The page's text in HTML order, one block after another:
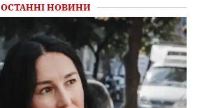
ОСТАННІ НОВИНИ